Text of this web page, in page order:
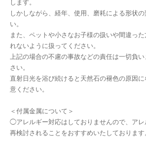
します。
しかしながら、経年、使用、磨耗による形状
い。
また、ペットや小さなお子様の扱いや間違っ
れないように扱ってください。
上記の場合の不慮の事故などの責任は一切負
さい。
直射日光を浴び続けると天然石の褪色の原因
意ください。
＜付属金属について＞
◯アレルギー対応はしておりませんので、アレ
再検討されることをおすすめいたしております